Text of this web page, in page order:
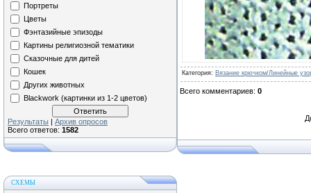
Портреты
Цветы
Фэнтазийные эпизоды
Картины религиозной тематики
Сказочные для дитей
Кошек
Других животных
Blackwork (картинки из 1-2 цветов)
Результаты | Архив опросов
Всего ответов: 1582
СХЕМЫ
Категория: Вязание крючком/Линейные
Всего комментариев: 0